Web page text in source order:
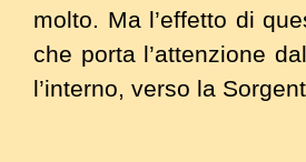
molto. Ma l’effetto di
che porta l’attenzione
l’interno, verso la